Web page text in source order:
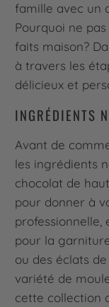
famille avec un
Pourquoi ne
faits maison?
à travers les
délicieux et
INGRÉDIENTS
Avant de
les ingrédients
chocolat de
pour donner à
pour la
ou des éclats
variété de
cette collection